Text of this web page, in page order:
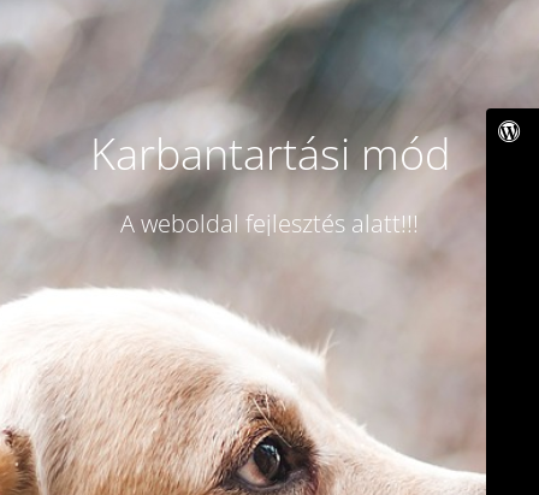
Karbantartási mód
A weboldal fejlesztés alatt!!!